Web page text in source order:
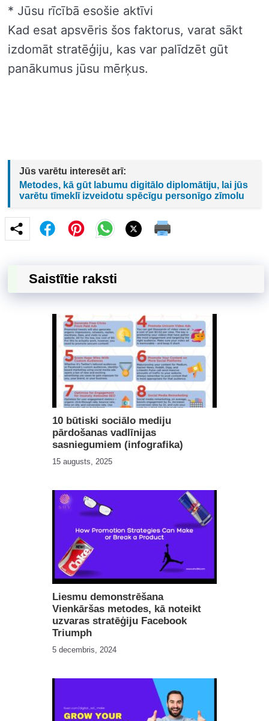
* Jūsu rīcībā esošie aktīvi
Kad esat apsvēris šos faktorus, varat sākt
izdomāt stratēģiju, kas var palīdzēt gūt
panākumus jūsu mērķus.
Jūs varētu interesēt arī:
Metodes, kā gūt labumu digitālo diplomātiju, lai jūs
varētu tīmeklī izveidotu spēcīgu personīgo zīmolu
Saistītie raksti
10 būtiski sociālo mediju
pārdošanas vadlīnijas
sasniegumiem (infografika)
15 augusts, 2025
Liesmu demonstrēšana
Vienkāršas metodes, kā noteikt
uzvaras stratēģiju Facebook
Triumph
5 decembris, 2024